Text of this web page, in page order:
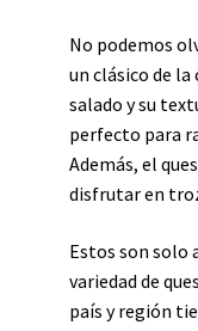
No podemos
un clásico de
salado y su
perfecto para
Además, el
disfrutar en
Estos son solo
variedad de
país y región